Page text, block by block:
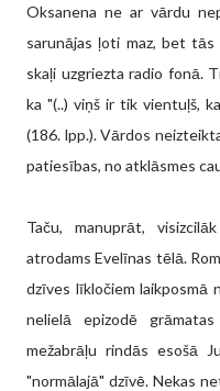
Oksanena ne ar vārdu
sarunājas ļoti maz, bet
skaļi uzgriezta radio fonā.
ka "(..) viņš ir tik vientuļš,
(186. lpp.). Vārdos
patiesības, no atklāsmes
Taču, manuprāt,
atrodams Evelīnas tēlā.
dzīves līkločiem laikposmā
nelielā epizodē
mežabrāļu rindās esošā
"normālajā" dzīvē. Nekas